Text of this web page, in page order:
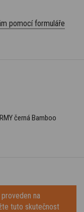
pomocí formuláře
černá Bamboo
na
tuto skutečnost